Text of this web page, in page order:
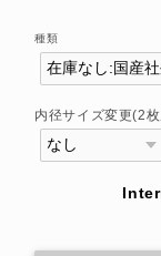
種類
内径サイズ変更(2